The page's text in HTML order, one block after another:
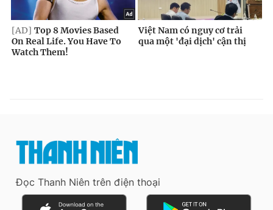
Đọc Thanh Niên trên điện thoại